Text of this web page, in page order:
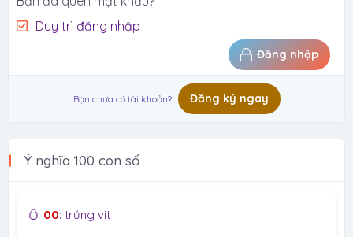
Duy trì đăng nhập
Đăng nhập
Bạn chưa có tài khoản? Đăng ký ngay
Ý nghĩa 100 con số
🥚 00: trứng vịt